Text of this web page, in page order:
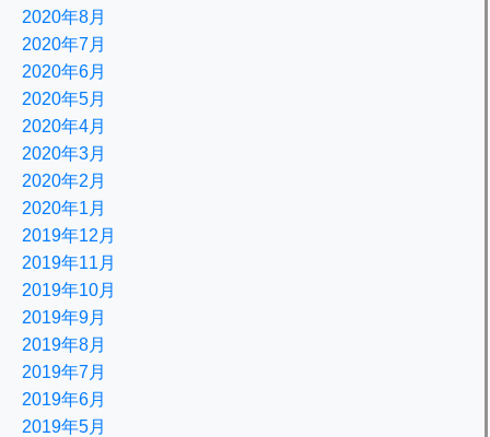
2020年8月
2020年7月
2020年6月
2020年5月
2020年4月
2020年3月
2020年2月
2020年1月
2019年12月
2019年11月
2019年10月
2019年9月
2019年8月
2019年7月
2019年6月
2019年5月